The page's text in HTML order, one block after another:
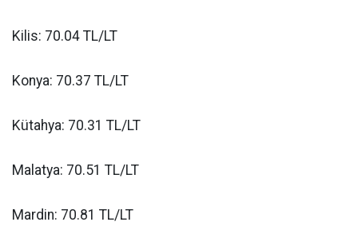
Kilis: 70.04 TL/LT
Konya: 70.37 TL/LT
Kütahya: 70.31 TL/LT
Malatya: 70.51 TL/LT
Mardin: 70.81 TL/LT